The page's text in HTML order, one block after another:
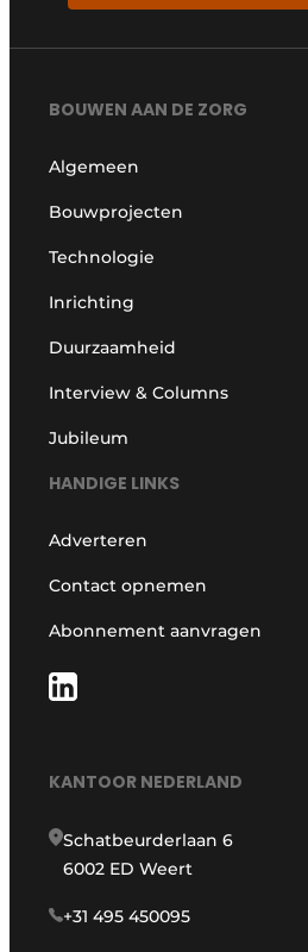
BOUWEN AAN DE ZORG
Algemeen
Bouwprojecten
Technologie
Inrichting
Duurzaamheid
Interview & Columns
Jubileum
HANDIGE LINKS
Adverteren
Contact opnemen
Abonnement aanvragen
KANTOOR NEDERLAND
Schatbeurderlaan 6
6002 ED Weert
+31 495 450095